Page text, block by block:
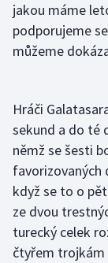
Lezení
Moderní pětiboj
Motorsport
Olympijské hry
Parasport
Plavání
jakou máme
podporujeme
můžeme
Hráči
sekund a do té
němž se šesti
favorizovaných
když se to o
ze dvou
turecký celek
čtyřem trojkám